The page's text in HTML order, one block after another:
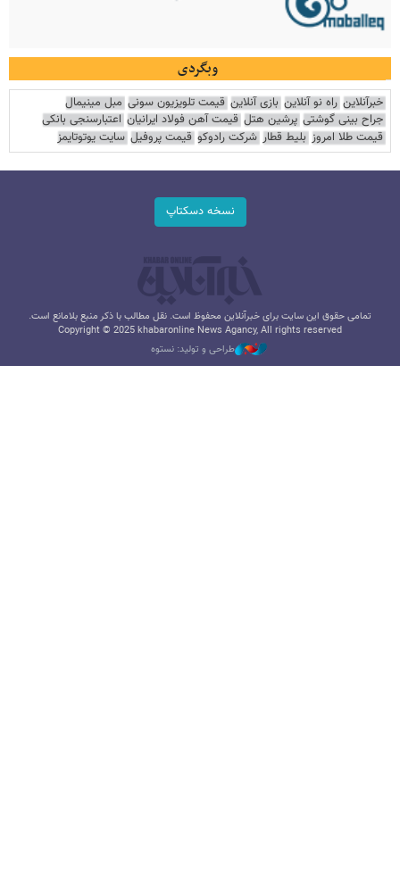
وبگردی
خبرآنلاین راه نو آنلاین بازی آنلاین قیمت تلویزیون سونی مبل مینیمال
جراح بینی گوشتی پرشین هتل قیمت آهن فولاد ایرانیان اعتبارسنجی بانکی
قیمت طلا امروز بلیط قطار شرکت رادوکو قیمت پروفیل سایت یوتوتایمز
نسخه دسکتاپ
تمامی حقوق این سایت برای خبرآنلاین محفوظ است. نقل مطالب با ذکر منبع بلامانع است.
Copyright © 2025 khabaronline News Agancy, All rights reserved
طراحی و تولید: نستوه